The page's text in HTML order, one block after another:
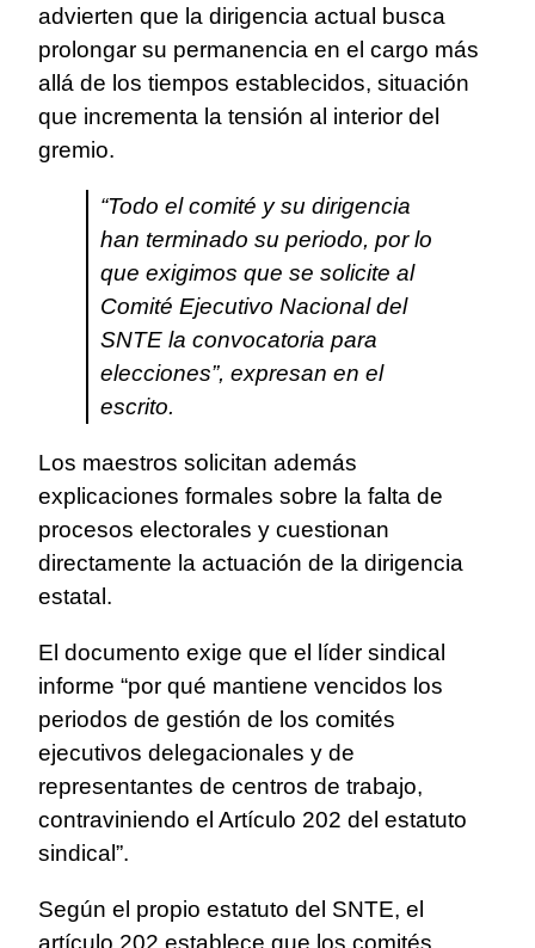
advierten que la dirigencia actual busca
prolongar su permanencia en el cargo más
allá de los tiempos establecidos, situación
que incrementa la tensión al interior del
gremio.
“Todo el comité y su dirigencia
han terminado su periodo, por lo
que exigimos que se solicite al
Comité Ejecutivo Nacional del
SNTE la convocatoria para
elecciones”, expresan en el
escrito.
Los maestros solicitan además
explicaciones formales sobre la falta de
procesos electorales y cuestionan
directamente la actuación de la dirigencia
estatal.
El documento exige que el líder sindical
informe “por qué mantiene vencidos los
periodos de gestión de los comités
ejecutivos delegacionales y de
representantes de centros de trabajo,
contraviniendo el Artículo 202 del estatuto
sindical”.
Según el propio estatuto del SNTE, el
artículo 202 establece que los comités